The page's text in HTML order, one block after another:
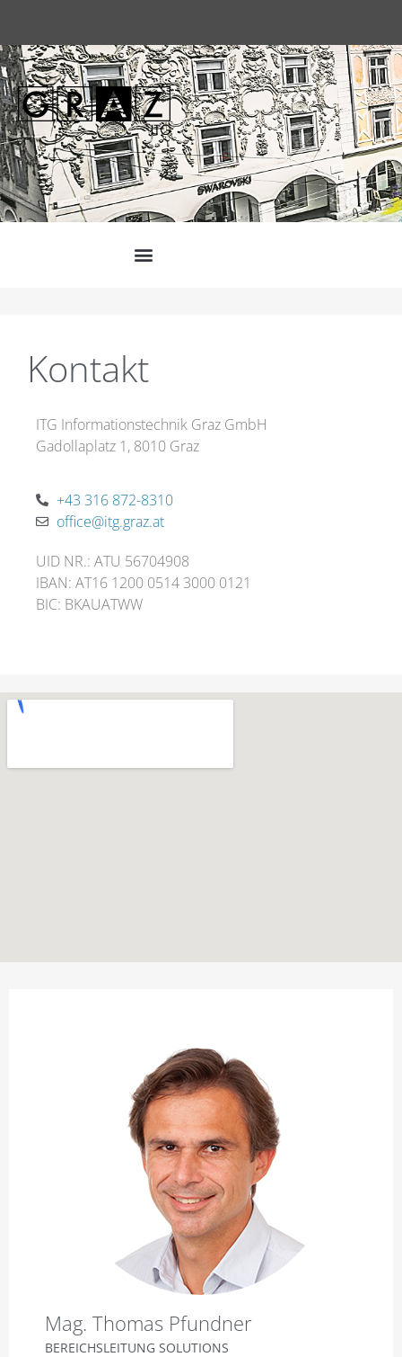
Kontakt
ITG Informationstechnik Graz GmbH
Gadollaplatz 1, 8010 Graz
+43 316 872-8310
office@itg.graz.at
UID NR.: ATU 56704908
IBAN: AT16 1200 0514 3000 0121
BIC: BKAUATWW
Mag. Thomas Pfundner
BEREICHSLEITUNG SOLUTIONS